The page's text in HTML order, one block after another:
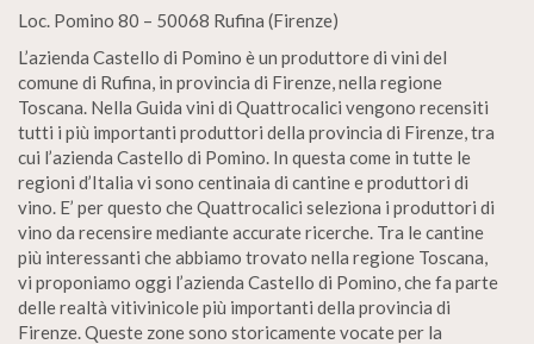
Loc. Pomino 80 – 50068 Rufina (Firenze)
L’azienda Castello di Pomino è un produttore di vini del
comune di Rufina, in provincia di Firenze, nella regione
Toscana. Nella Guida vini di Quattrocalici vengono recensiti
tutti i più importanti produttori della provincia di Firenze, tra
cui l’azienda Castello di Pomino. In questa come in tutte le
regioni d’Italia vi sono centinaia di cantine e produttori di
vino. E’ per questo che Quattrocalici seleziona i produttori di
vino da recensire mediante accurate ricerche. Tra le cantine
più interessanti che abbiamo trovato nella regione Toscana,
vi proponiamo oggi l’azienda Castello di Pomino, che fa parte
delle realtà vitivinicole più importanti della provincia di
Firenze. Queste zone sono storicamente vocate per la